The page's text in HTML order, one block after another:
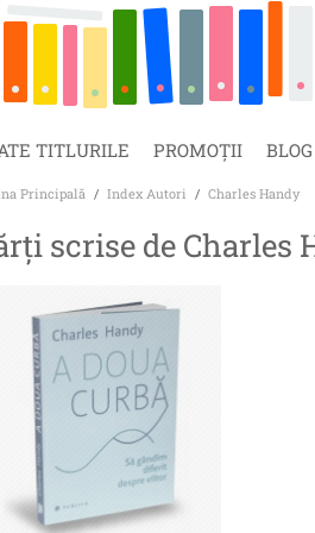
TITLURILE PROMOȚII BLOG
Principală / Index Autori / Charles Handy
scrise de Charles